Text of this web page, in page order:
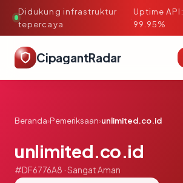
Didukung infrastruktur
tepercaya
·
Uptime API:
99.95%
CipagantRadar
Beranda›Pemeriksaan›unlimited.co.id
unlimited.co.id
#DF6776A8 · Sangat Aman